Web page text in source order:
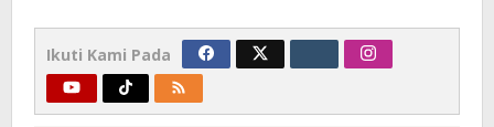
Ikuti Kami Pada